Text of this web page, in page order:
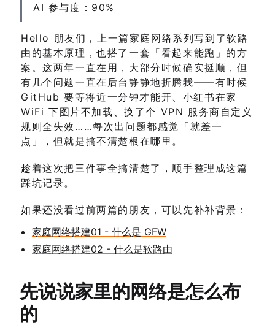
AI 参与度：90%
Hello 朋友们，上一篇家庭网络系列写到了软路
由的基本原理，也搭了一套「看起来能跑」的方
案。这两年一直在用，大部分时候确实挺顺，但
有几个问题一直在后台静静地折腾我——有时候
GitHub 要等将近一分钟才能开、小红书在家
WiFi 下图片不加载、换了个 VPN 服务商自定义
规则全失效……每次出问题都感觉「就差一
点」，但就是搞不清楚根在哪里。
趁着这次把三件事全搞清楚了，顺手整理成这篇
踩坑记录。
如果还没看过前两篇的朋友，可以先补补背景：
家庭网络搭建01 - 什么是 GFW
家庭网络搭建02 - 什么是软路由
先说说家里的网络是怎么布
的